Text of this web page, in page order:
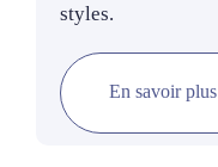
styles.
En savoir plus